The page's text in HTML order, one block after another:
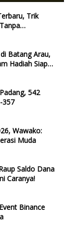
Trik
Batang Arau,
Hadiah Siap
Padang
542
357
Wawako:
Muda
Saldo Dana
Caranya!
Binance